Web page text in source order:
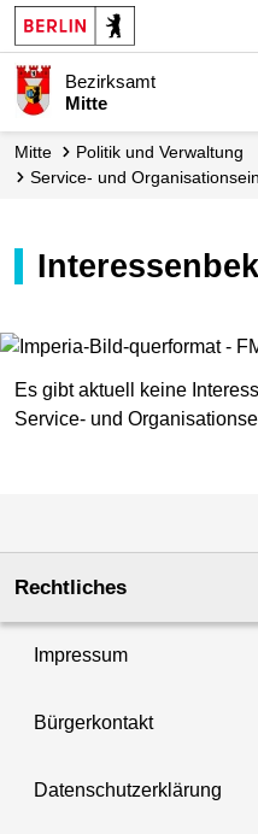
Bezirksamt
Mitte
Mitte
Politik und Verwaltung
Service- und
Es gibt aktuell keine
Service- und
Rechtliches
Impressum
Bürgerkontakt
Datenschutzerklärung